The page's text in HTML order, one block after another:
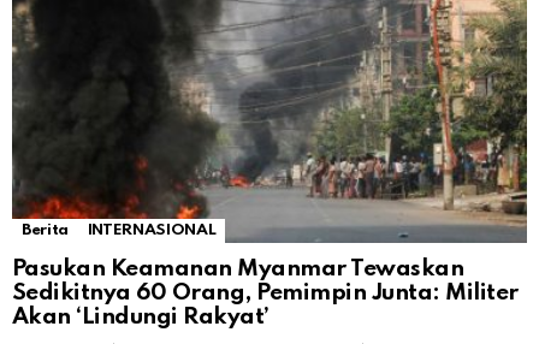
Berita INTERNASIONAL
Pasukan Keamanan Myanmar Tewaskan
Sedikitnya 60 Orang, Pemimpin Junta: Militer
Akan ‘Lindungi Rakyat’